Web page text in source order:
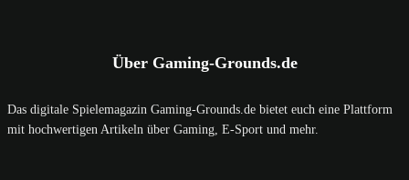
Über Gaming-Grounds.de
Das digitale Spielemagazin Gaming-Grounds.de bietet euch eine Plattform
mit hochwertigen Artikeln über Gaming, E-Sport und mehr.